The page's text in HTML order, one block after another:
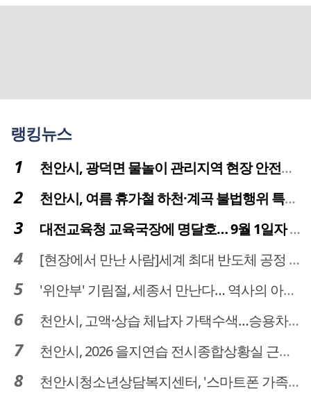
랭킹뉴스
천안시, 광덕면 물놀이 관리지역 현장 안전점검 실시
천안시, 여름 휴가철 하천·계곡 불법행위 특별단속
대전교육청 교육국장에 명달호… 9월 1일자 181명 인사
[현장에서 만난 사람]세계 최대 반도체 공정 장비 제조 기업 ASML 한종호 매니저
'위안부' 기림절, 세종서 만난다… 역사의 아픔 치유, '평화의 장'
천안시, 고액·상습 체납자 가택수색…승용차 압류·공매 착수
천안시, 2026 을지연습 전시종합상황실 근무자 사전교육
천안시청소년상담복지센터, '스마트폰 가족치유캠프' 운영